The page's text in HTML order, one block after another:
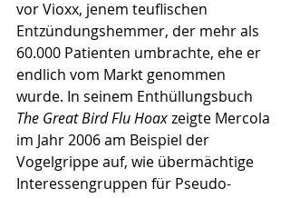
vor Vioxx, jenem teuflischen
Entzündungshemmer, der mehr als
60.000 Patienten umbrachte, ehe er
endlich vom Markt genommen
wurde. In seinem Enthüllungsbuch
The Great Bird Flu Hoax zeigte Mercola
im Jahr 2006 am Beispiel der
Vogelgrippe auf, wie übermächtige
Interessengruppen für Pseudo-